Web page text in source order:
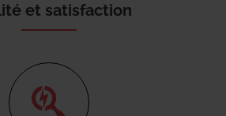
et satisfaction